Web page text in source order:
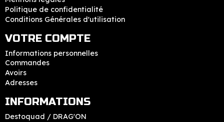
Politique de confidentialité
Conditions Générales d'utilisation
VOTRE COMPTE
Informations personnelles
Commandes
Avoirs
Adresses
INFORMATIONS
Destoquad / DRAG'ON